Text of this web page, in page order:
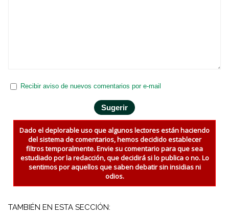
Recibir aviso de nuevos comentarios por e-mail
Dado el deplorable uso que algunos lectores están haciendo
del sistema de comentarios, hemos decidido establecer
filtros temporalmente. Envie su comentario para que sea
estudiado por la redacción, que decidirá si lo publica o no. Lo
sentimos por aquellos que saben debatir sin insidias ni
odios.
TAMBIÉN EN ESTA SECCIÓN: